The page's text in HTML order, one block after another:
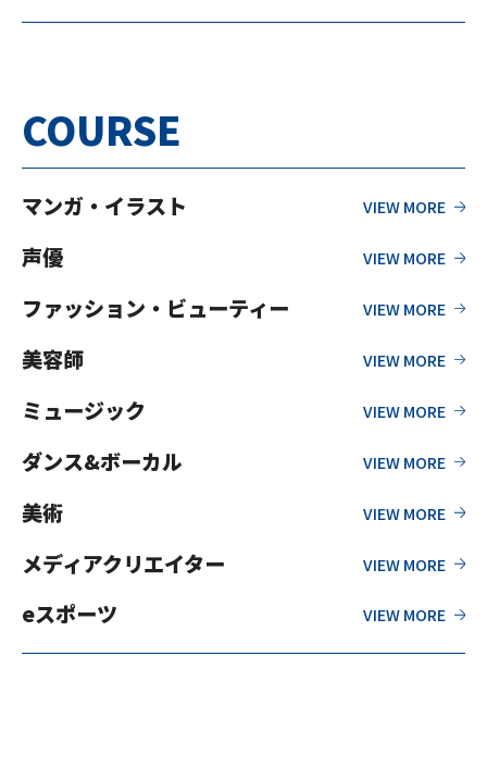
COURSE
マンガ・イラスト
声優
ファッション・ビューティー
美容師
ミュージック
ダンス&ボーカル
美術
メディアクリエイター
eスポーツ